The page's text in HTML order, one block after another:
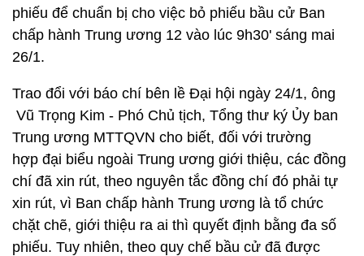
phiếu để chuẩn bị cho việc bỏ phiếu bầu cử Ban
chấp hành Trung ương 12 vào lúc 9h30' sáng mai
26/1.
Trao đổi với báo chí bên lề Đại hội ngày 24/1, ông
Vũ Trọng Kim - Phó Chủ tịch, Tổng thư ký Ủy ban
Trung ương MTTQVN cho biết, đối với trường
hợp đại biểu ngoài Trung ương giới thiệu, các đồng
chí đã xin rút, theo nguyên tắc đồng chí đó phải tự
xin rút, vì Ban chấp hành Trung ương là tổ chức
chặt chẽ, giới thiệu ra ai thì quyết định bằng đa số
phiếu. Tuy nhiên, theo quy chế bầu cử đã được